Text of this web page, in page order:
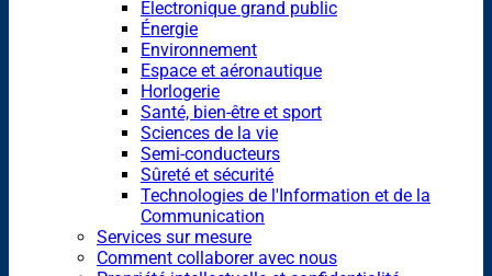
Electronique grand public
Énergie
Environnement
Espace et aéronautique
Horlogerie
Santé, bien-être et sport
Sciences de la vie
Semi-conducteurs
Sûreté et sécurité
Technologies de l'Information et de la
Communication
Services sur mesure
Comment collaborer avec nous